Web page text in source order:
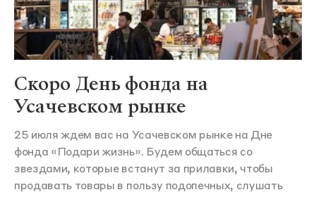
Скоро День фонда на
Усачевском рынке
25 июля ждем вас на Усачевском рынке на Дне
фонда «Подари жизнь». Будем общаться со
звездами, которые встанут за прилавки, чтобы
продавать товары в пользу подопечных, слушать